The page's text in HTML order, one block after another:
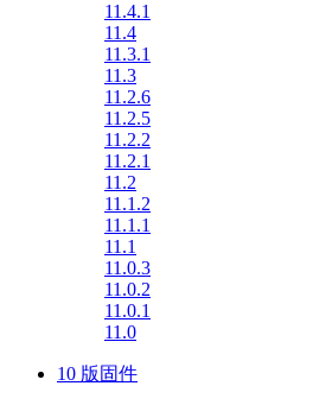
11.4.1
11.4
11.3.1
11.3
11.2.6
11.2.5
11.2.2
11.2.1
11.2
11.1.2
11.1.1
11.1
11.0.3
11.0.2
11.0.1
11.0
10 版固件